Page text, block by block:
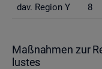
dav. Re­gi­on Y 8
Maß­nah­men zur
lus­tes